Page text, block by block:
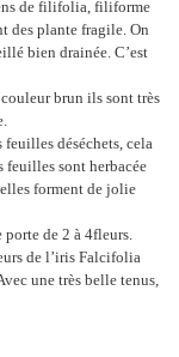
de filifolia, filiforme
des plante fragile. On
bien drainée. C’est
brun ils sont très
feuilles déséchets, cela
feuilles sont herbacée
forment de jolie
de 2 à 4fleurs.
de l’iris Falcifolia
une très belle tenus,